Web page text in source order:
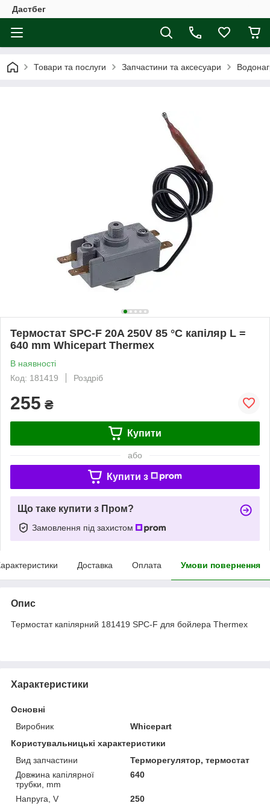
Дастбег
Товари та послуги Запчастини та аксесуари
Термостат SPC-F 20A 250V 85 °C капіляр L =
640 mm Whicepart Thermex
В наявності
Код: 181419
Роздріб
255 ₴
Купити
або
Купити з
Що таке купити з Пром?
Замовлення під захистом
Доставка Оплата Умови повернення
Опис
Термостат капілярний 181419 SPC-F для бойлера Thermex
Характеристики
Основні
Виробник
Whicepart
Користувальницькі характеристики
Вид запчастини
Терморегулятор, термостат
Довжина капілярної
трубки, mm
640
Напруга, V
250